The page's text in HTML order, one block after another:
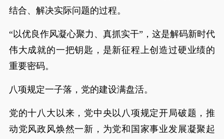
结合、解决实际问题的过程。
“以优良作风凝心聚力、真抓实干”，这是解码新时代
伟大成就的一把钥匙，是新征程上创造过硬业绩的
重要密码。
八项规定一子落，党的建设满盘活。
党的十八大以来，党中央以八项规定开局破题，推
动党风政风焕然一新，为党和国家事业发展凝聚起